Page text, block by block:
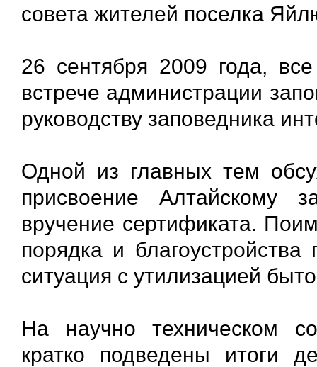
совета жителей поселка
26 сентября 2009 года,
встрече администрации
руководству заповедника
Одной из главных тем
присвоение Алтайскому
вручение сертификата.
порядка и
ситуация с утилизацией
На научно техническом
кратко подведены итоги